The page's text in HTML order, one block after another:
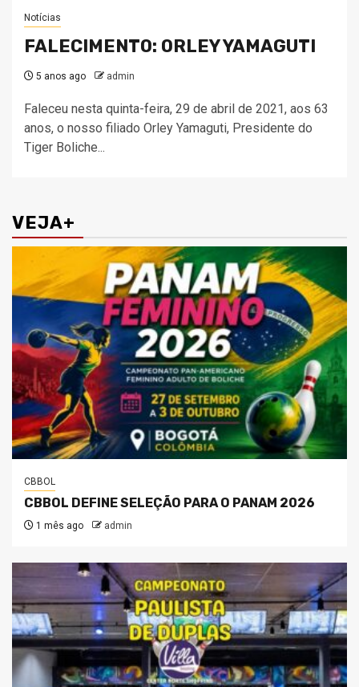
Notícias
FALECIMENTO: ORLEY YAMAGUTI
5 anos ago admin
Faleceu nesta quinta-feira, 29 de abril de 2021, aos 63
anos, o nosso filiado Orley Yamaguti, Presidente do
Tiger Boliche...
VEJA+
CBBOL
CBBOL DEFINE SELEÇÃO PARA O PANAM 2026
1 mês ago admin